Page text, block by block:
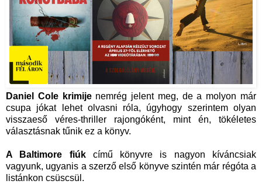
Daniel Cole krimijenemrég jelent meg, de a molyon már
csupa jókat lehet olvasni róla, úgyhogy szerintem olyan
visszaeső véres-thriller rajongóként, mint én, tökéletes
választásnak tűnik ez a könyv.
A Baltimore fiúkcímű könyvre is nagyon kíváncsiak
vagyunk, ugyanis a szerző első könyve szintén már régóta a
listánkon csüscsül.